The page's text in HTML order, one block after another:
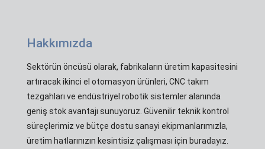
Hakkımızda
Sektörün öncüsü olarak, fabrikaların üretim kapasitesini
artıracak ikinci el otomasyon ürünleri, CNC takım
tezgahları ve endüstriyel robotik sistemler alanında
geniş stok avantajı sunuyoruz. Güvenilir teknik kontrol
süreçlerimiz ve bütçe dostu sanayi ekipmanlarımızla,
üretim hatlarınızın kesintisiz çalışması için buradayız.